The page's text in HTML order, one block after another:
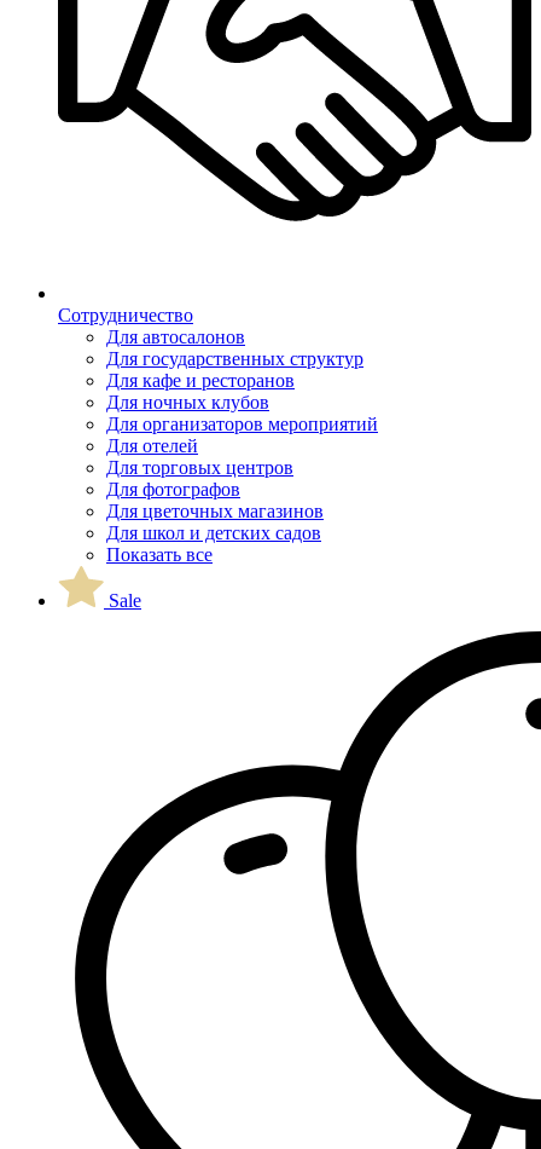
Сотрудничество
Для автосалонов
Для государственных структур
Для кафе и ресторанов
Для ночных клубов
Для организаторов мероприятий
Для отелей
Для торговых центров
Для фотографов
Для цветочных магазинов
Для школ и детских садов
Показать все
Sale